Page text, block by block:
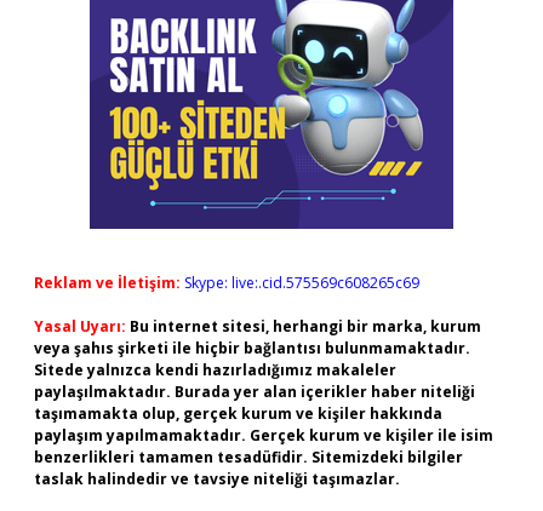
Reklam ve İletişim: Skype: live:.cid.575569c608265c69
Yasal Uyarı: Bu internet sitesi, herhangi bir marka, kurum
veya şahıs şirketi ile hiçbir bağlantısı bulunmamaktadır.
Sitede yalnızca kendi hazırladığımız makaleler
paylaşılmaktadır. Burada yer alan içerikler haber niteliği
taşımamakta olup, gerçek kurum ve kişiler hakkında
paylaşım yapılmamaktadır. Gerçek kurum ve kişiler ile isim
benzerlikleri tamamen tesadüfidir. Sitemizdeki bilgiler
taslak halindedir ve tavsiye niteliği taşımazlar.